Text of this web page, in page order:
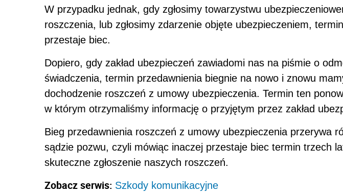
W przypadku jednak, gdy zgłosimy towarzystwu
roszczenia, lub zgłosimy zdarzenie objęte ubezpieczeniem,
przestaje biec.
Dopiero, gdy zakład ubezpieczeń zawiadomi nas na piśmie o
świadczenia, termin przedawnienia biegnie na nowo i znowu
dochodzenie roszczeń z umowy ubezpieczenia. Termin ten
w którym otrzymaliśmy informację o przyjętym przez zakład
Bieg przedawnienia roszczeń z umowy ubezpieczenia przerywa
sądzie pozwu, czyli mówiąc inaczej przestaje biec termin trzech
skuteczne zgłoszenie naszych roszczeń.
Zobacz serwis: Szkody komunikacyjne